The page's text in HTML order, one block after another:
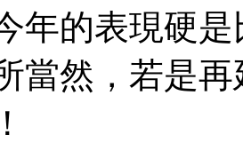
年的表現硬
當然，若是